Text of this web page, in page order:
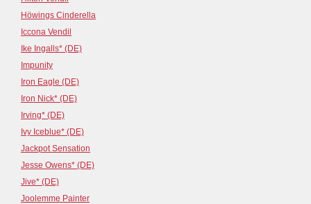
Höwings Cinderella
Iccona Vendil
Ike Ingalls* (DE)
Impunity
Iron Eagle (DE)
Iron Nick* (DE)
Irving* (DE)
Ivy Iceblue* (DE)
Jackpot Sensation
Jesse Owens* (DE)
Jive* (DE)
Joolemme Painter